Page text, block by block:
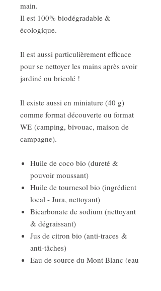
main.
Il est 100% biodégradable &
écologique.
Il est aussi particulièrement efficace
pour se nettoyer les mains après avoir
jardiné ou bricolé !
Il existe aussi en miniature (40 g)
comme format découverte ou format
WE (camping, bivouac, maison de
campagne).
Huile de coco bio (dureté &
pouvoir moussant)
Huile de tournesol bio (ingrédient
local - Jura, nettoyant)
Bicarbonate de sodium (nettoyant
& dégraissant)
Jus de citron bio (anti-traces &
anti-tâches)
Eau de source du Mont Blanc (eau